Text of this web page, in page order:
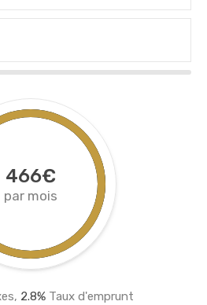
466€
par mois
2.8% Taux d'emprunt